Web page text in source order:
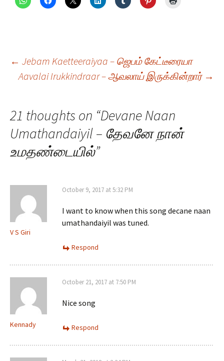
Post
← Jebam Kaetteeraiyaa – ஜெபம் கேட்டீரையா
Aavalai Irukkindraar – ஆவலாய் இருக்கின்றார் →
21 thoughts on “Devane Naan
Umathandaiyil – தேவனே நான்
உமதண்டையில்”
V S Giri
October 9, 2017 at 5:32 PM
I want to know when this song decane naan
umathandaiyil was tuned.
Respond
Kennady
October 21, 2017 at 7:50 PM
Nice song
Respond